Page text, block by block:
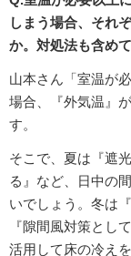
しまう場合、それ
か。対処法も含め
山本さん「室温が
場合、『外気温』
す。
そこで、夏は『遮
る』など、日中の
いでしょう。冬は
『隙間風対策とし
活用して床の冷え